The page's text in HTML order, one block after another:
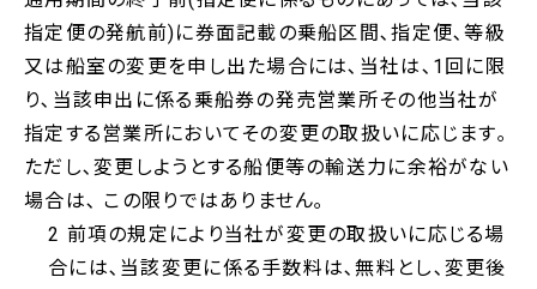
指定便の発航前)に券面記載の乗船区間､指定便､等級
又は船室の変更を申し出た場合には､当社は､1回に限
り､当該申出に係る乗船券の発売営業所その他当社が
指定する営業所においてその変更の取扱いに応じます｡
ただし､変更しようとする船便等の輸送力に余裕がない
場合は､ この限りではありません｡
2 前項の規定により当社が変更の取扱いに応じる場
合には､当該変更に係る手数料は､無料とし､変更後